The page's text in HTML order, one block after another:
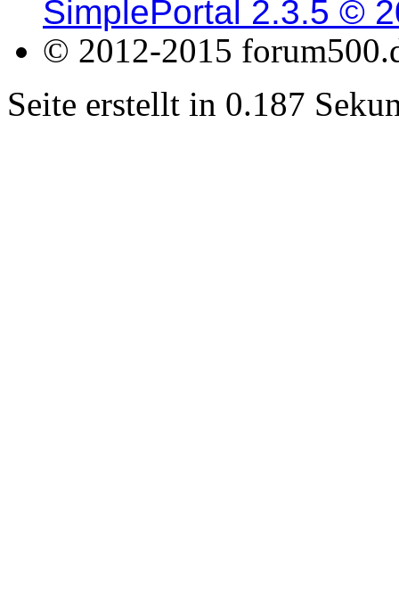
SimplePortal 2.3.5 ©
© 2012-2015
Seite erstellt in 0.187